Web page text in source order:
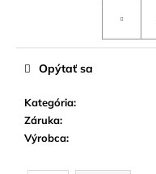
Kategória:
Záruka:
Výrobca:
Opýtať sa
a
m
GEWA
MUSIC